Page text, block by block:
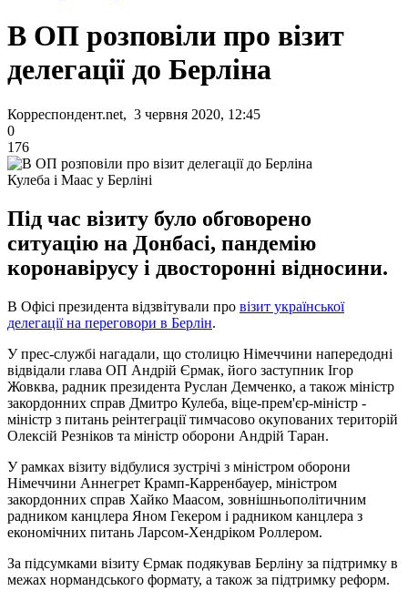
В ОП розповіли про візит
делегації до Берліна
Корреспондент.net, 3 червня 2020, 12:45
0
176
Кулеба і Маас у Берліні
Під час візиту було обговорено
ситуацію на Донбасі, пандемію
коронавірусу і двосторонні відносини.
В Офісі президента відзвітували про візит української
делегації на переговори в Берлін.
У прес-службі нагадали, що столицю Німеччини напередодні
відвідали глава ОП Андрій Єрмак, його заступник Ігор
Жовква, радник президента Руслан Демченко, а також міністр
закордонних справ Дмитро Кулеба, віце-прем'єр-міністр -
міністр з питань реінтеграції тимчасово окупованих територій
Олексій Резніков та міністр оборони Андрій Таран.
У рамках візиту відбулися зустрічі з міністром оборони
Німеччини Аннегрет Крамп-Карренбауер, міністром
закордонних справ Хайко Маасом, зовнішньополітичним
радником канцлера Яном Гекером і радником канцлера з
економічних питань Ларсом-Хендріком Роллером.
За підсумками візиту Єрмак подякував Берліну за підтримку в
межах нормандського формату, а також за підтримку реформ.